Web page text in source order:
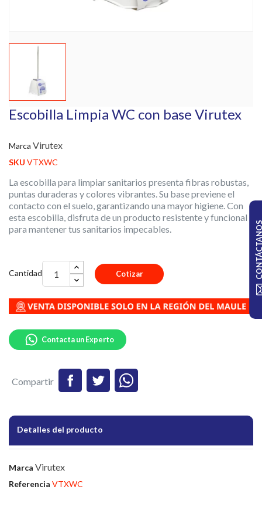
Escobilla Limpia WC con base Virutex
Marca Virutex
SKU VTXWC
La escobilla para limpiar sanitarios presenta fibras robustas,
puntas duraderas y colores vibrantes. Su base previene el
contacto con el suelo, garantizando una mayor higiene. Con
esta escobilla, disfruta de un producto resistente y funcional
para mantener tus sanitarios impecables.
Cantidad Cotizar
Compartir
Contacta un Experto
Detalles del producto
Marca Virutex
Referencia VTXWC